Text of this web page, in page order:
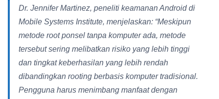
Dr. Jennifer Martinez, peneliti keamanan Android di
Mobile Systems Institute, menjelaskan: “Meskipun
metode root ponsel tanpa komputer ada, metode
tersebut sering melibatkan risiko yang lebih tinggi
dan tingkat keberhasilan yang lebih rendah
dibandingkan rooting berbasis komputer tradisional.
Pengguna harus menimbang manfaat dengan